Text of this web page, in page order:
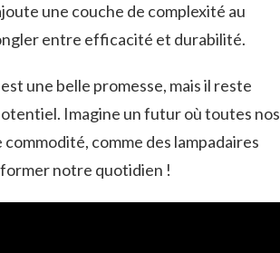
une couche de complexité au
entre efficacité et durabilité.
une belle promesse, mais il reste
Imagine un futur où toutes nos
comme des lampadaires
notre quotidien !